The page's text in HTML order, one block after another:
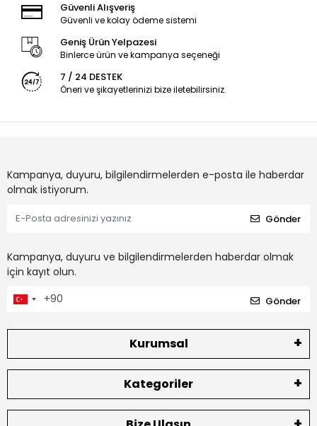
Güvenli Alışveriş
Güvenli ve kolay ödeme sistemi
Geniş Ürün Yelpazesi
Binlerce ürün ve kampanya seçeneği
7 / 24 DESTEK
Öneri ve şikayetlerinizi bize iletebilirsiniz.
Kampanya, duyuru, bilgilendirmelerden e-posta ile haberdar
olmak istiyorum.
Gönder
Kampanya, duyuru ve bilgilendirmelerden haberdar olmak
için kayıt olun.
Gönder
Kurumsal
Kategoriler